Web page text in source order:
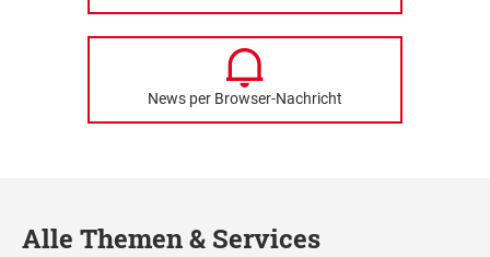
News per Browser-Nachricht
Alle Themen & Services